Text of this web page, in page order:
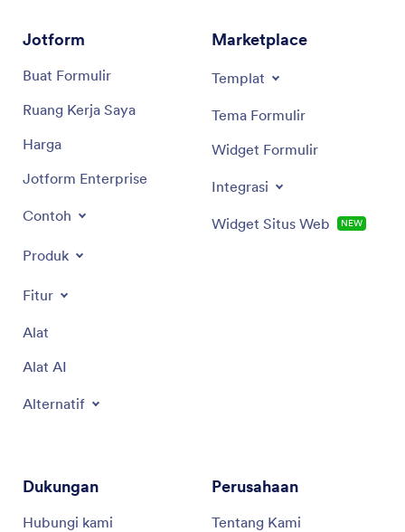
Jotform
Buat Formulir
Ruang Kerja Saya
Harga
Jotform Enterprise
Contoh
Produk
Fitur
Alat
Alat AI
Alternatif
Marketplace
Templat
Tema Formulir
Widget Formulir
Integrasi
Widget Situs Web BARU
Dukungan
Hubungi kami
Perusahaan
Tentang Kami